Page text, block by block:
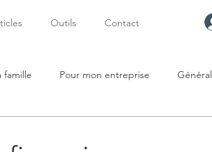
Outils Contact
famille Pour mon entreprise Général